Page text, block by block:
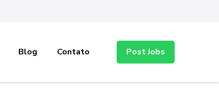
Blog Contato Post Jobs